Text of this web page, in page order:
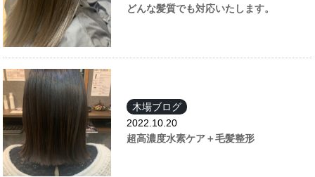
どんな髪質でも対応いたします。
木場ブログ
2022.10.20
超高濃度水素ケア＋毛髪整形